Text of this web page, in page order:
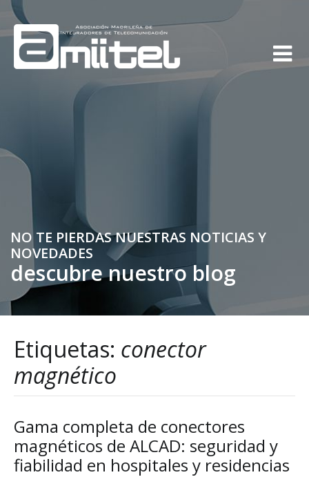
NO TE PIERDAS NUESTRAS NOTICIAS Y
NOVEDADES
descubre nuestro blog
Etiquetas: conector
magnético
Gama completa de conectores
magnéticos de ALCAD: seguridad y
fiabilidad en hospitales y residencias